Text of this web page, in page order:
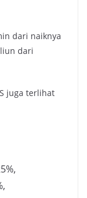
dari naiknya
dari
juga terlihat